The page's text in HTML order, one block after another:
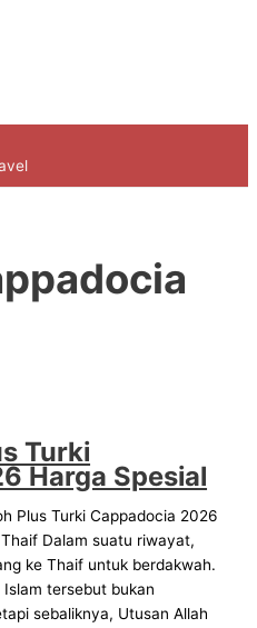
Turki
Harga Spesial
Plus Turki Cappadocia 2026
Dalam suatu riwayat,
ke Thaif untuk berdakwah.
tersebut bukan
sebaliknya, Utusan Allah